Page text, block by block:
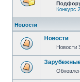
Конкурс
Новости
Новости
Новости